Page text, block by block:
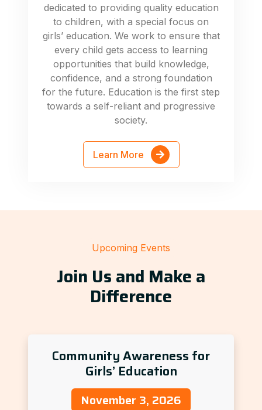
dedicated to providing quality education
to children, with a special focus on
girls’ education. We work to ensure that
every child gets access to learning
opportunities that build knowledge,
confidence, and a strong foundation
for the future. Education is the first step
towards a self-reliant and progressive
society.
Learn More
Upcoming Events
Join Us and Make a
Difference
Community Awareness for
Girls’ Education
November 3, 2026